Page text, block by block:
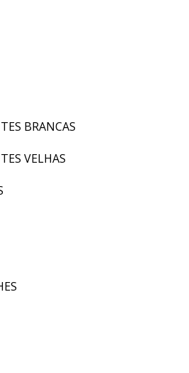
BRANCAS
VELHAS